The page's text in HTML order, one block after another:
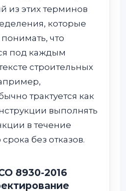
из этих терминов
которые
что
под каждым
строительных
трактуется как
выполнять
в течение
без отказов.
8930-2016